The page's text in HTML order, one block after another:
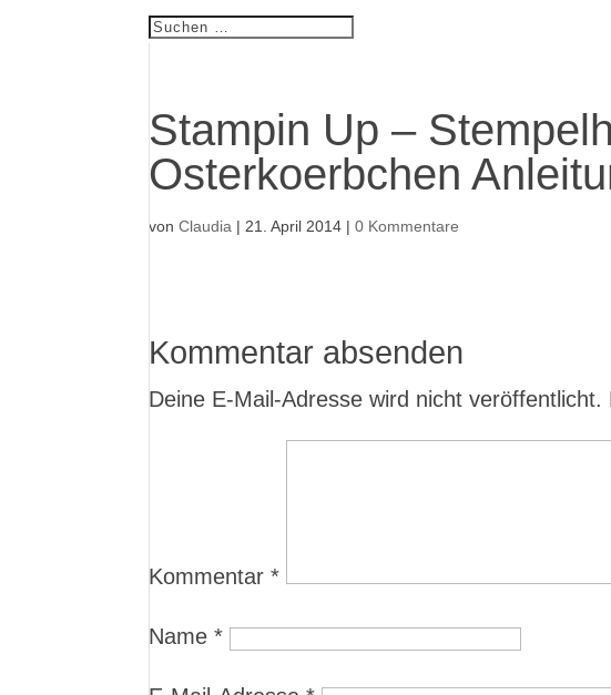
Stampin Up –
Osterkoerbchen
vonClaudia | 21. April 2014 |0 Kommentare
Kommentar absenden
Deine E-Mail-Adresse wird nicht veröffentlicht.
Kommentar*
Name*